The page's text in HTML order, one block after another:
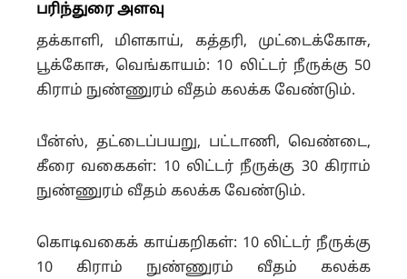
பரிந்துரை அளவு
தக்காளி, மிளகாய், கத்தரி, முட்டைக்கோசு,
பூக்கோசு, வெங்காயம்: 10 லிட்டர் நீருக்கு 50
கிராம் நுண்ணுரம் வீதம் கலக்க வேண்டும்.
பீன்ஸ், தட்டைப்பயறு, பட்டாணி, வெண்டை,
கீரை வகைகள்: 10 லிட்டர் நீருக்கு 30 கிராம்
நுண்ணுரம் வீதம் கலக்க வேண்டும்.
கொடிவகைக் காய்கறிகள்: 10 லிட்டர் நீருக்கு
10 கிராம் நுண்ணுரம் வீதம் கலக்க